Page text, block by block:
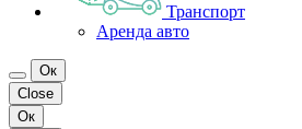
Транспорт
Аренда авто
Ок
Close
Ок